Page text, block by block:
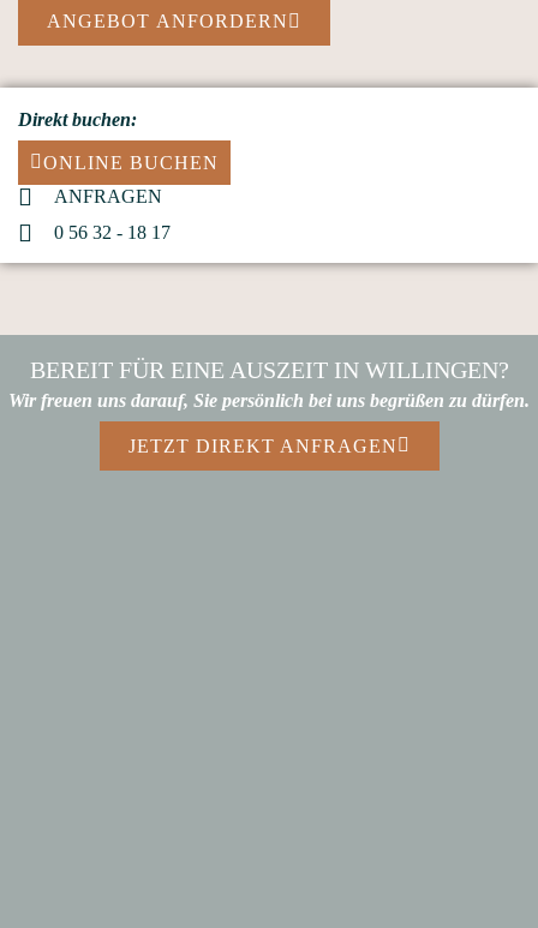
ANGEBOT ANFORDERN
Direkt buchen:
ONLINE BUCHEN
ANFRAGEN
0 56 32 - 18 17
BEREIT FÜR EINE AUSZEIT IN WILLINGEN?
Wir freuen uns darauf, Sie persönlich bei uns begrüßen zu dürfen.
JETZT DIREKT ANFRAGEN